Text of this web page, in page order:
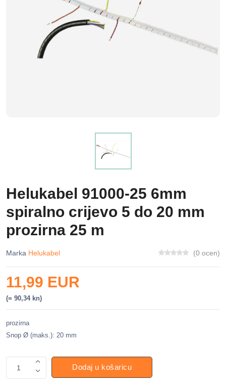
Helukabel 91000-25 6mm
spiralno crijevo 5 do 20 mm
prozirna 25 m
Marka Helukabel (0 ocen)
11,99 EUR
(= 90,34 kn)
prozirna
Snop Ø (maks.): 20 mm
1 Dodaj u košaricu